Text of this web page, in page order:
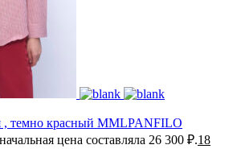
, темно красный MMLPANFILO
цена составляла 26 300 ₽.18